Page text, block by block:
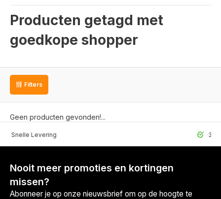
Producten getagd met
goedkope shopper
Filters
Geen producten gevonden!...
Levering 30 Dagen
Nooit meer promoties en kortingen
missen?
Abonneer je op onze nieuwsbrief om op de hoogte te